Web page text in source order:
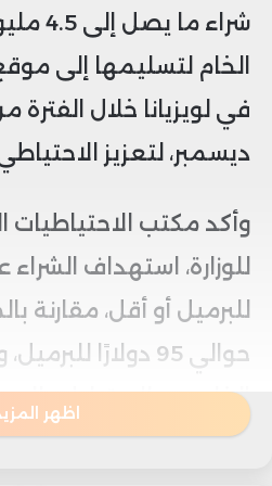
شراء
الخام لتسليمها إلى
في لويزيانا خلال الفترة
ديسمبر، لتعزيز
وأكد مكتب الاحتياطيات
للبرميل أو أقل، مقارنة
حوالي 95 دولارًا
الخام من الاحتياطي
عام 2022.
اظهر